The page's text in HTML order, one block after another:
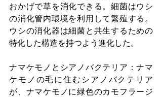
おかげで草を消化できる。細菌はウシ
の消化管内環境を利用して繁殖する。
ウシの消化器は細菌と共生するための
特化した構造を持つよう進化した。
ナマケモノとシアノバクテリア：ナマ
ケモノの毛に住むシアノバクテリア
が、ナマケモノに緑色のカモフラージ